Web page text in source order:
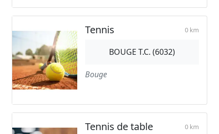
Tennis 0 km
BOUGE T.C. (6032)
Bouge
Tennis de table 0 km